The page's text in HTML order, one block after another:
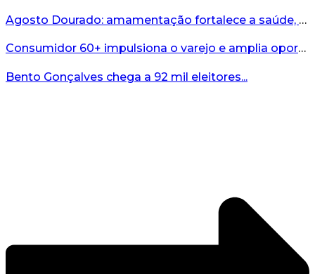
Agosto Dourado: amamentação fortalece a saúde, o desenvolvimento e os vínculos...
Consumidor 60+ impulsiona o varejo e amplia oportunidades para o comércio ...
Bento Gonçalves chega a 92 mil eleitores...